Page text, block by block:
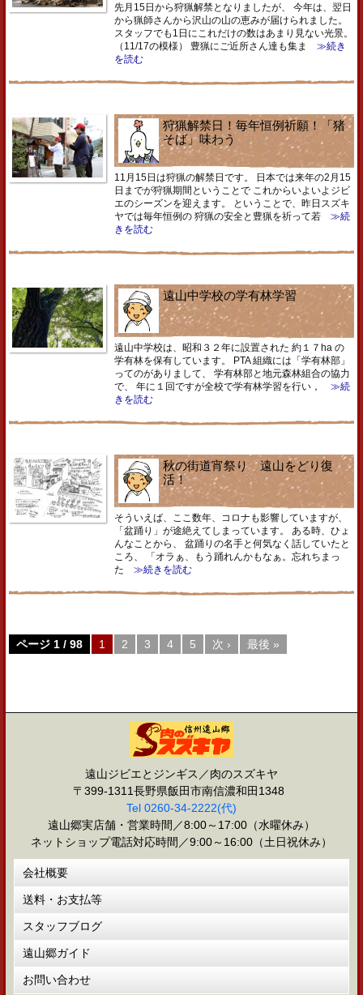
先月15日から狩猟解禁となりましたが、 今年は、翌日
から猟師さんから沢山の山の恵みが届けられました。
スタッフでも1日にこれだけの数はあまり見ない光景。
（11/17の模様） 豊猟にご近所さん達も集ま
≫続き
を読む
狩猟解禁日！毎年恒例祈願！「猪
そば」味わう
11月15日は狩猟の解禁日です。 日本では来年の2月15
日までが狩猟期間ということで これからいよいよジビ
エのシーズンを迎えます。 ということで、昨日スズキ
ヤでは毎年恒例の 狩猟の安全と豊猟を祈って若 ≫続
きを読む
遠山中学校の学有林学習
遠山中学校は、昭和３２年に設置された 約１７ha の
学有林を保有しています。 PTA 組織には「学有林部」
ってのがありまして、 学有林部と地元森林組合の協力
で、 年に１回ですが全校で学有林学習を行い，
≫続
きを読む
秋の街道宵祭り 遠山をどり復
活！
そういえば、ここ数年、コロナも影響していますが、
「盆踊り」が途絶えてしまっています。 ある時、ひょ
んなことから、 盆踊りの名手と何気なく話していたと
ころ、 「オラぁ、もう踊れんかもなぁ。忘れちまっ
た
≫続きを読む
ページ 1 / 98 1 2 3 4 5 次 › 最後 »
遠山ジビエとジンギス／肉のスズキヤ
〒399-1311長野県飯田市南信濃和田1348
Tel 0260-34-2222(代)
遠山郷実店舗・営業時間／8:00～17:00（水曜休み）
ネットショップ電話対応時間／9:00～16:00（土日祝休み）
会社概要
送料・お支払等
スタッフブログ
遠山郷ガイド
お問い合わせ